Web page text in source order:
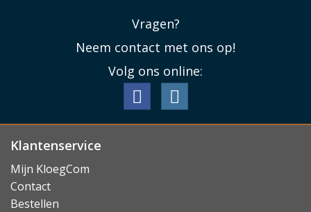
Vragen?
Neem contact met ons op!
Volg ons online:
Klantenservice
Mijn KloegCom
Contact
Bestellen